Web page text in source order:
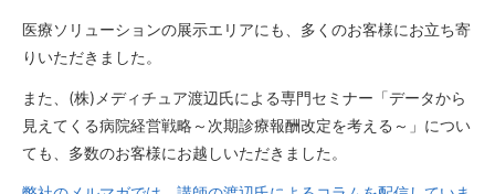
医療ソリューションの展示エリアにも、多くのお客様にお立ち寄
りいただきました。
また、(株)メディチュア渡辺氏による専門セミナー「データから
見えてくる病院経営戦略～次期診療報酬改定を考える～」につい
ても、多数のお客様にお越しいただきました。